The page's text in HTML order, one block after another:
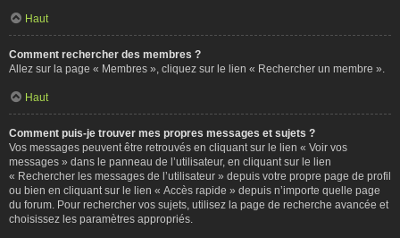
Haut
Comment rechercher des membres ?
Allez sur la page « Membres », cliquez sur le lien « Rechercher un membre ».
Haut
Comment puis-je trouver mes propres messages et sujets ?
Vos messages peuvent être retrouvés en cliquant sur le lien « Voir vos
messages » dans le panneau de l’utilisateur, en cliquant sur le lien
« Rechercher les messages de l’utilisateur » depuis votre propre page de profil
ou bien en cliquant sur le lien « Accès rapide » depuis n’importe quelle page
du forum. Pour rechercher vos sujets, utilisez la page de recherche avancée et
choisissez les paramètres appropriés.